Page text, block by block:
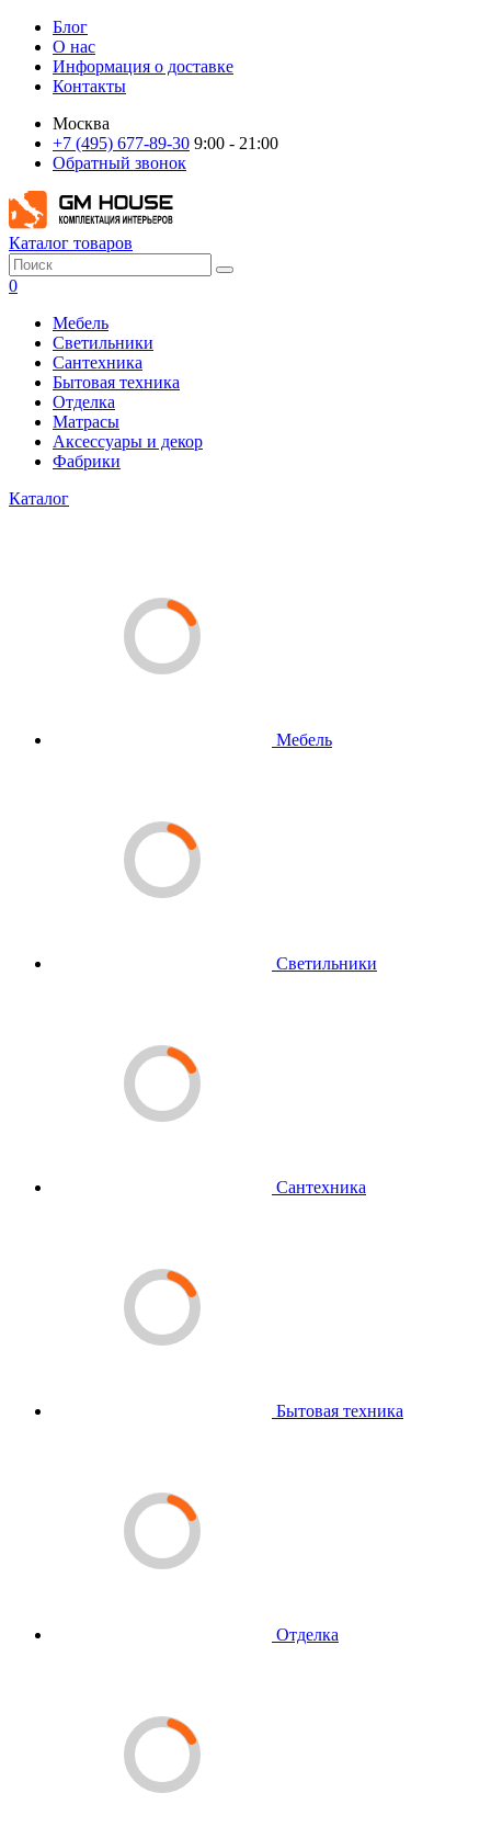
Блог
О нас
Информация о доставке
Контакты
Москва
+7 (495) 677-89-30 9:00 - 21:00
Обратный звонок
Каталог товаров
0
Мебель
Светильники
Сантехника
Бытовая техника
Отделка
Матрасы
Аксессуары и декор
Фабрики
Каталог
Мебель
Светильники
Сантехника
Бытовая техника
Отделка